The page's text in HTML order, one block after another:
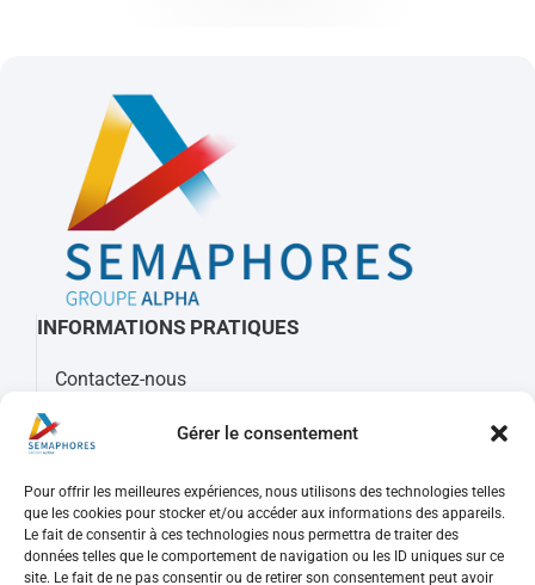
Gérer le consentement
Pour offrir les meilleures expériences, nous utilisons des technologies telles
que les cookies pour stocker et/ou accéder aux informations des appareils.
Le fait de consentir à ces technologies nous permettra de traiter des
données telles que le comportement de navigation ou les ID uniques sur ce
site. Le fait de ne pas consentir ou de retirer son consentement peut avoir
INFORMATIONS PRATIQUES
Contactez-nous
Mots clés, sigles et glossaire
REJOIGNEZ-NOUS
Nos offres d’emploi
Consulter votre compte